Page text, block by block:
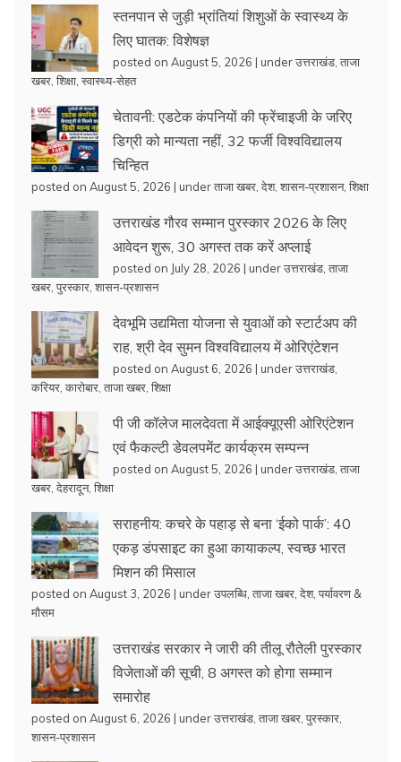
स्तनपान से जुड़ी भ्रांतियां शिशुओं के स्वास्थ्य के
लिए घातक: विशेषज्ञ
posted on August 5, 2026 | underउत्तराखंड ताजा
खबर शिक्षा स्वास्थ्य-सेहत
चेतावनी: एडटेक कंपनियों की फ्रेंचाइजी के जरिए
डिग्री को मान्यता नहीं, 32 फर्जी विश्वविद्यालय
चिन्हित
posted on August 5, 2026 | underताजा खबर देश, शासन-प्रशासन, शिक्षा
उत्तराखंड गौरव सम्मान पुरस्कार 2026 के लिए
आवेदन शुरू, 30 अगस्त तक करें अप्लाई
posted on July 28, 2026 | underउत्तराखंड ताजा
खबर पुरस्कार शासन-प्रशासन
देवभूमि उद्यमिता योजना से युवाओं को स्टार्टअप की
राह, श्री देव सुमन विश्वविद्यालय में ओरिएंटेशन
posted on August 6, 2026 | underउत्तराखंड
करियर कारोबार ताजा खबर शिक्षा
पी जी कॉलेज मालदेवता में आईक्यूएसी ओरिएंटेशन
एवं फैकल्टी डेवलपमेंट कार्यक्रम सम्पन्न
posted on August 5, 2026 | underउत्तराखंड ताजा
खबर देहरादून, शिक्षा
सराहनीय: कचरे के पहाड़ से बना ‘ईको पार्क’: 40
एकड़ डंपसाइट का हुआ कायाकल्प, स्वच्छ भारत
मिशन की मिसाल
posted on August 3, 2026 | underउपलब्धि ताजा खबर देश, पर्यावरण &
मौसम
उत्तराखंड सरकार ने जारी की तीलू रौतेली पुरस्कार
विजेताओं की सूची, 8 अगस्त को होगा सम्मान
समारोह
posted on August 6, 2026 | underउत्तराखंड ताजा खबर पुरस्कार
शासन-प्रशासन